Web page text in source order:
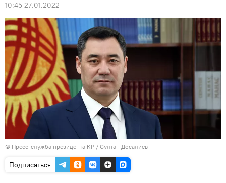
10:45 27.01.2022
© Пресс-служба президента КР / Султан Досалиев
Подписаться